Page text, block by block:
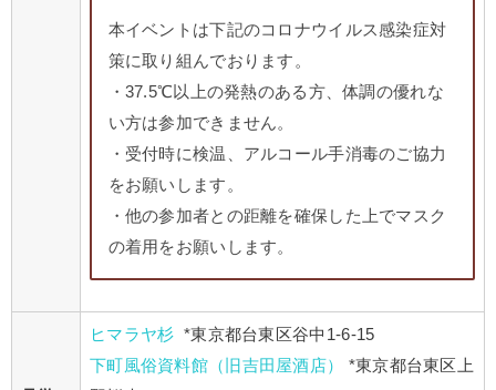
本イベントは下記のコロナウイルス感染症対
策に取り組んでおります。
・37.5℃以上の発熱のある方、体調の優れな
い方は参加できません。
・受付時に検温、アルコール手消毒のご協力
をお願いします。
・他の参加者との距離を確保した上でマスク
の着用をお願いします。
ヒマラヤ杉 *東京都台東区谷中1-6-15
下町風俗資料館（旧吉田屋酒店）
*東京都台東区上